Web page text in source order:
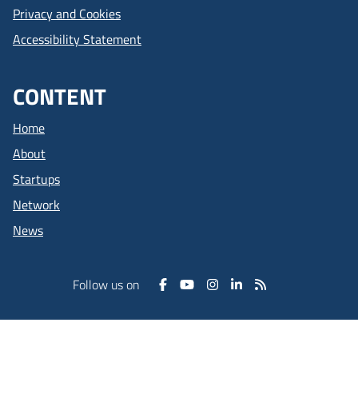
Privacy and Cookies
Accessibility Statement
CONTENT
Home
About
Startups
Network
News
Follow us on